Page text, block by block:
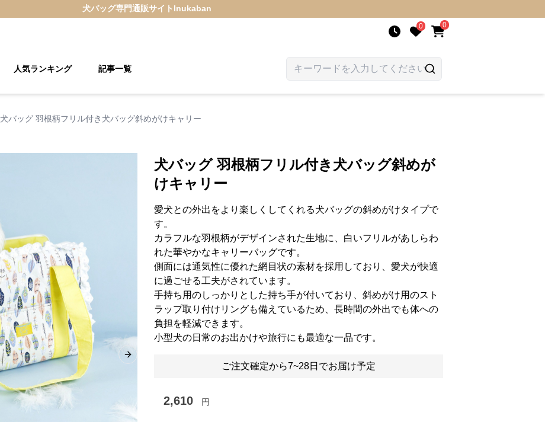
犬バッグ専門通販サイト Inukaban
0 0
人気ランキング 記事一覧
犬バッグ 羽根柄フリル付き犬バッグ斜めがけキャリー
Next slide
犬バッグ 羽根柄フリル付き犬バッグ斜めが
けキャリー
愛犬との外出をより楽しくしてくれる犬バッグの斜めがけタイプで
す。
カラフルな羽根柄がデザインされた生地に、白いフリルがあしらわ
れた華やかなキャリーバッグです。
側面には通気性に優れた網目状の素材を採用しており、愛犬が快適
に過ごせる工夫がされています。
手持ち用のしっかりとした持ち手が付いており、斜めがけ用のスト
ラップ取り付けリングも備えているため、長時間の外出でも体への
負担を軽減できます。
小型犬の日常のお出かけや旅行にも最適な一品です。
ご注文確定から7~28日でお届け予定
2,610 円